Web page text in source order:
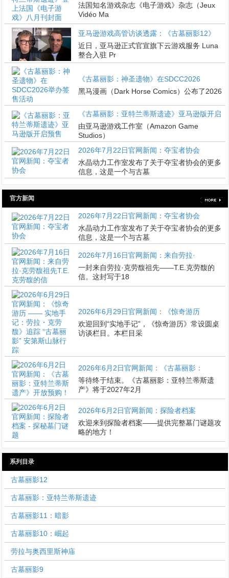
法国知名游戏杂志《电子游戏》杂志（Jeux
Vidéo Ma
亚马逊游戏高管访谈透露：《古墓丽影12》
近日，亚马逊正式官宣旗下云游戏服务 Luna
整合入驻 Pr
《古墓丽影：神圣遗物》在SDCC2026
黑马漫画（Dark Horse Comics）公布了2026
《古墓丽影：亚特兰蒂斯遗迹》亚马逊版开启
由亚马逊游戏工作室（Amazon Game
Studios）
2026年7月22日官网新闻：夺宝者协会
水晶动力工作室发布了关于夺宝者协会的更多
信息，这是一个与古墓
官方新闻
2026年7月22日官网新闻：夺宝者协会
水晶动力工作室发布了关于夺宝者协会的更多
信息，这是一个与古墓
2026年7月16日官网新闻：来自劳拉·
一封来自劳拉·克劳馥祖先——T.E.克劳馥的
信。这封写于18
2026年6月29日官网新闻：《惊奇游历
欢迎回到“实地手记”，《惊奇游历》常设圆桌
访谈栏目。本栏目采
2026年6月2日官网新闻：《古墓丽影：
等待终于结束。《古墓丽影：亚特兰蒂斯遗
产》将于2027年2月
2026年6月2日官网新闻：探险者档案
欢迎来到探险者档案——提供完整墓门谜题攻
略的地方！
系列目录
古墓丽影12
古墓丽影：亚特兰蒂斯遗迹
古墓丽影11：暗影
古墓丽影10：崛起
劳拉与奥西里斯神庙
古墓丽影9